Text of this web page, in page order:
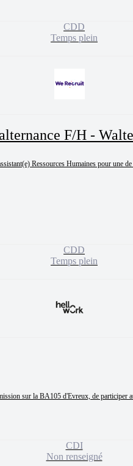
CDD
Temps plein
F/H -
Ressources Humaines pour une de
CDD
Temps plein
sur la BA105 d'Evreux, de participer
CDI
Non renseigné